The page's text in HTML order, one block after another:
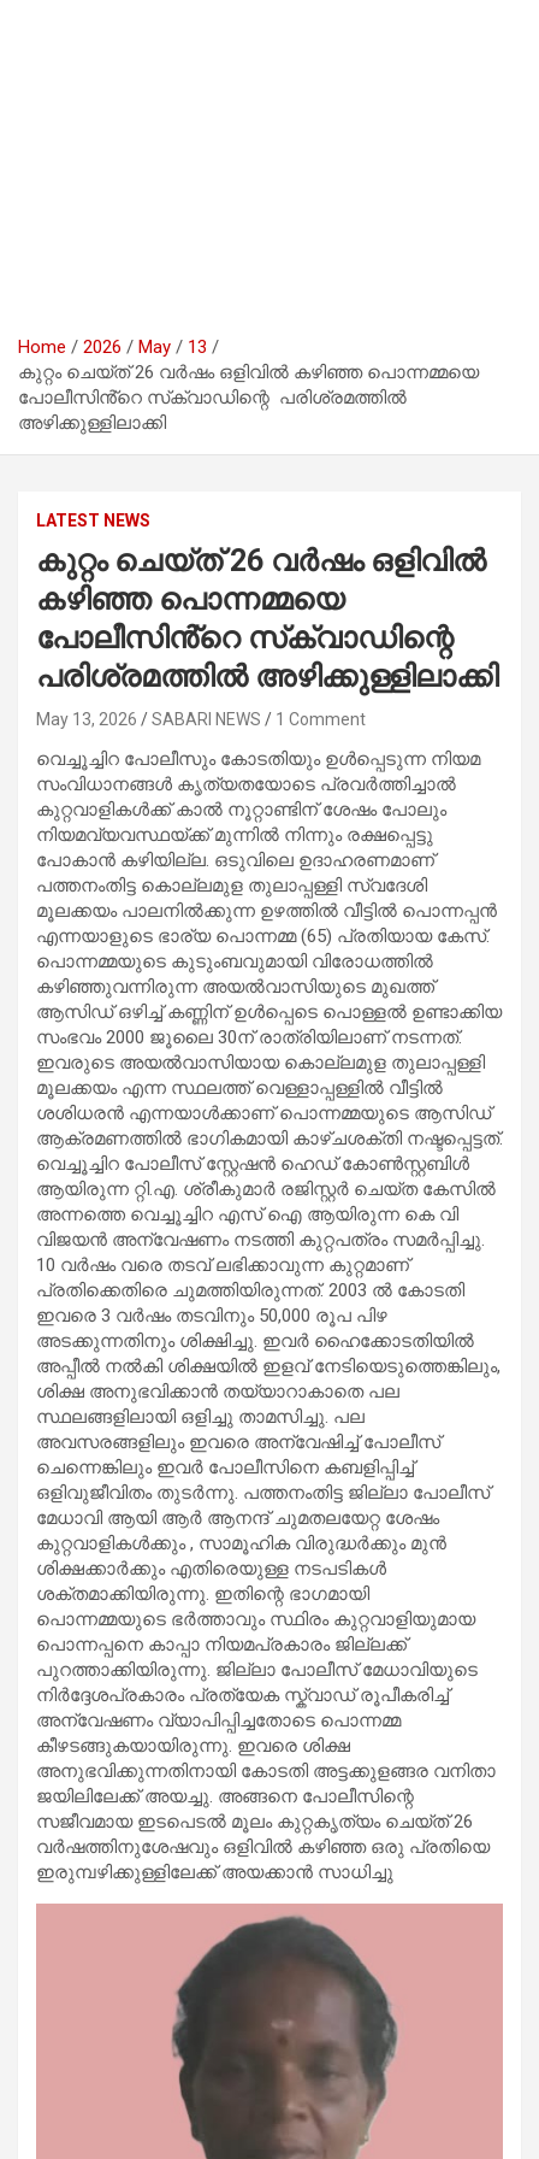
Home 2026 May
13
കുറ്റം ചെയ്ത് 26 വർഷം ഒളിവിൽ കഴിഞ്ഞ പൊന്നമ്മയെ
പോലീസിൻ്റെ സ്‌ക്വാഡിന്റെ പരിശ്രമത്തിൽ
അഴിക്കുള്ളിലാക്കി
LATEST NEWS
കുറ്റം ചെയ്ത് 26 വർഷം ഒളിവിൽ
കഴിഞ്ഞ പൊന്നമ്മയെ
പോലീസിൻ്റെ സ്‌ക്വാഡിന്റെ
പരിശ്രമത്തിൽ അഴിക്കുള്ളിലാക്കി
May 13, 2026 SABARI NEWS 1 Comment
വെച്ചൂച്ചിറ പോലീസും കോടതിയും ഉൾപ്പെടുന്ന നിയമ
സംവിധാനങ്ങൾ കൃത്യതയോടെ പ്രവർത്തിച്ചാൽ
കുറ്റവാളികൾക്ക് കാൽ നൂറ്റാണ്ടിന് ശേഷം പോലും
നിയമവ്യവസ്ഥയ്ക്ക് മുന്നിൽ നിന്നും രക്ഷപ്പെട്ടു
പോകാൻ കഴിയില്ല. ഒടുവിലെ ഉദാഹരണമാണ്
പത്തനംതിട്ട കൊല്ലമുള തുലാപ്പള്ളി സ്വദേശി
മൂലക്കയം പാലനിൽക്കുന്ന ഉഴത്തിൽ വീട്ടിൽ പൊന്നപ്പൻ
എന്നയാളുടെ ഭാര്യ പൊന്നമ്മ (65) പ്രതിയായ കേസ്.
പൊന്നമ്മയുടെ കുടുംബവുമായി വിരോധത്തിൽ
കഴിഞ്ഞുവന്നിരുന്ന അയൽവാസിയുടെ മുഖത്ത്
ആസിഡ് ഒഴിച്ച് കണ്ണിന് ഉൾപ്പെടെ പൊള്ളൽ ഉണ്ടാക്കിയ
സംഭവം 2000 ജൂലൈ 30ന് രാത്രിയിലാണ് നടന്നത്.
ഇവരുടെ അയൽവാസിയായ കൊല്ലമുള തുലാപ്പള്ളി
മൂലക്കയം എന്ന സ്ഥലത്ത് വെള്ളാപ്പള്ളിൽ വീട്ടിൽ
ശശിധരൻ എന്നയാൾക്കാണ് പൊന്നമ്മയുടെ ആസിഡ്
ആക്രമണത്തിൽ ഭാഗികമായി കാഴ്ചശക്തി നഷ്ടപ്പെട്ടത്.
വെച്ചൂച്ചിറ പോലീസ് സ്റ്റേഷൻ ഹെഡ് കോൺസ്റ്റബിൾ
ആയിരുന്ന റ്റി.എ. ശ്രീകുമാർ രജിസ്റ്റർ ചെയ്ത കേസിൽ
അന്നത്തെ വെച്ചൂച്ചിറ എസ് ഐ ആയിരുന്ന കെ വി
വിജയൻ അന്വേഷണം നടത്തി കുറ്റപത്രം സമർപ്പിച്ചു.
10 വർഷം വരെ തടവ് ലഭിക്കാവുന്ന കുറ്റമാണ്
പ്രതിക്കെതിരെ ചുമത്തിയിരുന്നത്. 2003 ൽ കോടതി
ഇവരെ 3 വർഷം തടവിനും 50,000 രൂപ പിഴ
അടക്കുന്നതിനും ശിക്ഷിച്ചു. ഇവർ ഹൈക്കോടതിയിൽ
അപ്പീൽ നൽകി ശിക്ഷയിൽ ഇളവ് നേടിയെടുത്തെങ്കിലും,
ശിക്ഷ അനുഭവിക്കാൻ തയ്യാറാകാതെ പല
സ്ഥലങ്ങളിലായി ഒളിച്ചു താമസിച്ചു. പല
അവസരങ്ങളിലും ഇവരെ അന്വേഷിച്ച് പോലീസ്
ചെന്നെങ്കിലും ഇവർ പോലീസിനെ കബളിപ്പിച്ച്
ഒളിവുജീവിതം തുടർന്നു. പത്തനംതിട്ട ജില്ലാ പോലീസ്
മേധാവി ആയി ആർ ആനന്ദ് ചുമതലയേറ്റ ശേഷം
കുറ്റവാളികൾക്കും , സാമൂഹിക വിരുദ്ധർക്കും മുൻ
ശിക്ഷക്കാർക്കും എതിരെയുള്ള നടപടികൾ
ശക്തമാക്കിയിരുന്നു. ഇതിന്റെ ഭാഗമായി
പൊന്നമ്മയുടെ ഭർത്താവും സ്ഥിരം കുറ്റവാളിയുമായ
പൊന്നപ്പനെ കാപ്പാ നിയമപ്രകാരം ജില്ലക്ക്
പുറത്താക്കിയിരുന്നു. ജില്ലാ പോലീസ് മേധാവിയുടെ
നിർദ്ദേശപ്രകാരം പ്രത്യേക സ്ക്വാഡ് രൂപീകരിച്ച്
അന്വേഷണം വ്യാപിപ്പിച്ചതോടെ പൊന്നമ്മ
കീഴടങ്ങുകയായിരുന്നു. ഇവരെ ശിക്ഷ
അനുഭവിക്കുന്നതിനായി കോടതി അട്ടക്കുളങ്ങര വനിതാ
ജയിലിലേക്ക് അയച്ചു. അങ്ങനെ പോലീസിന്റെ
സജീവമായ ഇടപെടൽ മൂലം കുറ്റകൃത്യം ചെയ്ത് 26
വർഷത്തിനുശേഷവും ഒളിവിൽ കഴിഞ്ഞ ഒരു പ്രതിയെ
ഇരുമ്പഴിക്കുള്ളിലേക്ക് അയക്കാൻ സാധിച്ചു